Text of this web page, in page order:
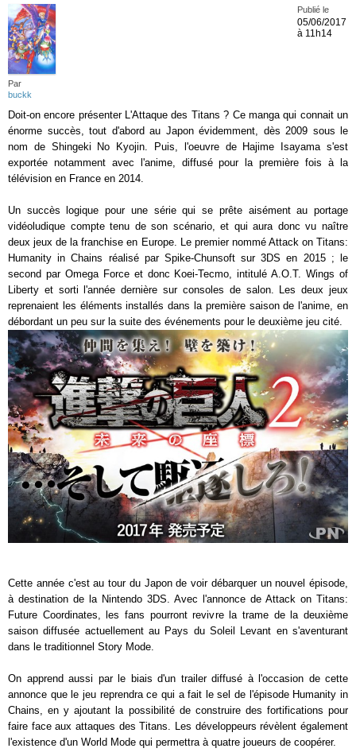
Par
buckk
Publié le
05/06/2017
à 11h14
Doit-on encore présenter L'Attaque des Titans ? Ce manga qui connait un
énorme succès, tout d'abord au Japon évidemment, dès 2009 sous le
nom de Shingeki No Kyojin. Puis, l'oeuvre de Hajime Isayama s'est
exportée notamment avec l'anime, diffusé pour la première fois à la
télévision en France en 2014.
Un succès logique pour une série qui se prête aisément au portage
vidéoludique compte tenu de son scénario, et qui aura donc vu naître
deux jeux de la franchise en Europe. Le premier nommé Attack on Titans:
Humanity in Chains réalisé par Spike-Chunsoft sur 3DS en 2015 ; le
second par Omega Force et donc Koei-Tecmo, intitulé A.O.T. Wings of
Liberty et sorti l'année dernière sur consoles de salon. Les deux jeux
reprenaient les éléments installés dans la première saison de l'anime, en
débordant un peu sur la suite des événements pour le deuxième jeu cité.
Cette année c'est au tour du Japon de voir débarquer un nouvel épisode,
à destination de la Nintendo 3DS. Avec l'annonce de Attack on Titans:
Future Coordinates, les fans pourront revivre la trame de la deuxième
saison diffusée actuellement au Pays du Soleil Levant en s'aventurant
dans le traditionnel Story Mode.
On apprend aussi par le biais d'un trailer diffusé à l'occasion de cette
annonce que le jeu reprendra ce qui a fait le sel de l'épisode Humanity in
Chains, en y ajoutant la possibilité de construire des fortifications pour
faire face aux attaques des Titans. Les développeurs révèlent également
l'existence d'un World Mode qui permettra à quatre joueurs de coopérer.